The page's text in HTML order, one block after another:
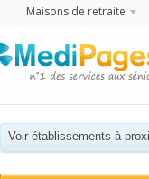
Maisons de retraite
Voir établissements à